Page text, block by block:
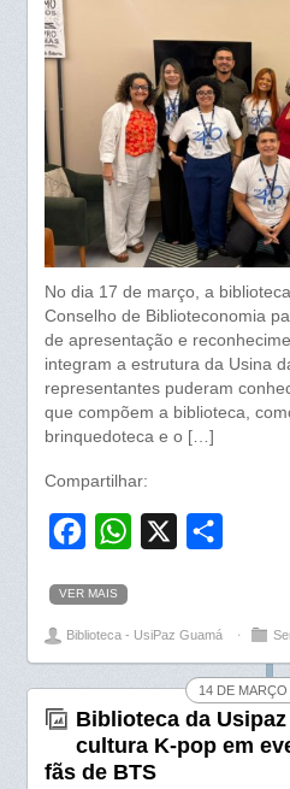
No dia 17 de março, a
Conselho de Biblioteconomia
de apresentação e
integram a estrutura da Usina
representantes puderam
que compõem a biblioteca,
brinquedoteca e o […]
Compartilhar:
c
e
o
o
k
W
t
A
p
p
e
VER MAIS
Biblioteca - UsiPaz Guamá ⋅
14 DE
Biblioteca da
cultura K-pop em
fãs de BTS